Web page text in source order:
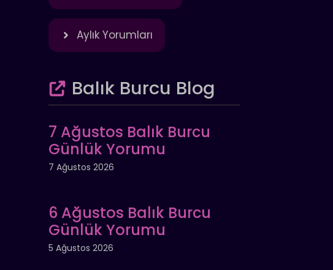
Aylık Yorumları
Balık Burcu Blog
7 Ağustos Balık Burcu
Günlük Yorumu
7 Ağustos 2026
6 Ağustos Balık Burcu
Günlük Yorumu
5 Ağustos 2026